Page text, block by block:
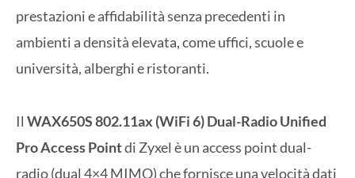
prestazioni e affidabilità senza precedenti in
ambienti a densità elevata, come uffici, scuole e
università, alberghi e ristoranti.
Il WAX650S 802.11ax (WiFi 6) Dual-Radio Unified
Pro Access Pointdi Zyxel è un access point dual-
radio (dual 4×4 MIMO) che fornisce una velocità dati